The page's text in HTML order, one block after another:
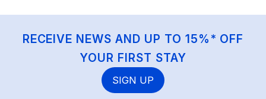
RECEIVE NEWS AND UP TO 15%* OFF
YOUR FIRST STAY
SIGN UP